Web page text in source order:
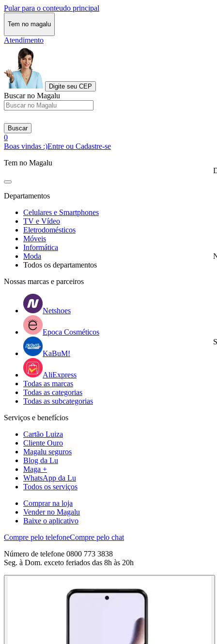
Pular para o conteudo principal
Tem no magalu
Atendimento
Digite seu CEP
Buscar no Magalu
Buscar
0
Boas vindas :)Entre ou Cadastre-se
Tem no Magalu
Departamentos
Celulares e Smartphones
TV e Vídeo
Eletrodomésticos
Móveis
Informática
Moda
Todos os departamentos
Nossas marcas e parceiros
Netshoes
Epoca Cosméticos
KaBuM!
AliExpress
Todas as marcas
Todas as categorias
Todas as subcategorias
Serviços e benefícios
Cartão Luiza
Cliente Ouro
Magalu seguros
Blog da Lu
Maga +
WhatsApp da Lu
Todos os serviços
Comprar na loja
Vender no Magalu
Baixe o aplicativo
Compre pelo telefoneCompre pelo chat
Número de telefone 0800 773 3838
Seg. à Dom. exceto feriados das 8h às 20h